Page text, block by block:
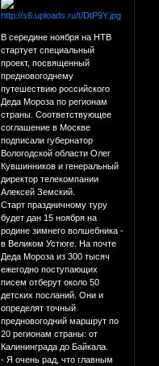
В середине ноября на НТВ
стартует специальный
проект, посвященный
предновогоднему
путешествию российского
Деда Мороза по регионам
страны. Соответствующее
соглашение в Москве
подписали губернатор
Вологодской области Олег
Кувшинников и генеральный
директор телекомпании
Алексей Земский.
Старт праздничному туру
будет дан 15 ноября на
родине зимнего волшебника -
в Великом Устюге. На почте
Деда Мороза из 300 тысяч
ежегодно поступающих
писем отберут около 50
детских посланий. Они и
определят точный
предновогодний маршрут по
20 регионам страны: от
Калининграда до Байкала.
- Я очень рад, что главным